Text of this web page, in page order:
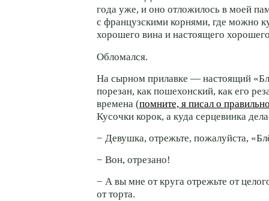
года уже, и оно отложилось в моей
с французскими корнями, где можно
хорошего вина и настоящего
Обломался.
На сырном прилавке — настоящий
порезан, как пошехонский, как его
времена (помните, я писал о
Кусочки корок, а куда серцевинка
− Девушка, отрежьте, пожалуйста,
− Вон, отрезано!
− А вы мне от круга отрежьте от
от торта.